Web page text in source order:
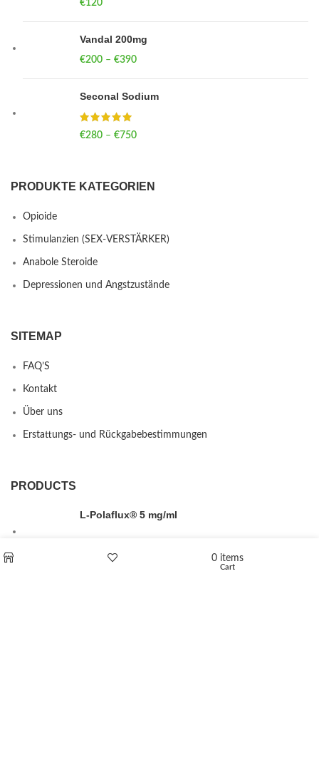
€120
Vandal 200mg
€200 – €390
Seconal Sodium
€280 – €750
PRODUKTE KATEGORIEN
Opioide
Stimulanzien (SEX-VERSTÄRKER)
Anabole Steroide
Depressionen und Angstzustände
SITEMAP
FAQ’S
Kontakt
Über uns
Erstattungs- und Rückgabebestimmungen
PRODUCTS
L-Polaflux® 5 mg/ml
0 items
Cart